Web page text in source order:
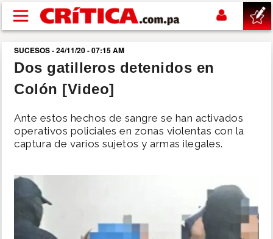
Pasar al contenido principal
buscar
SUCESOS
NACIONAL
DEPORTES
SUCESOS - 24/11/20 - 07:15 AM
Dos gatilleros detenidos en
Colón [Video]
Ante estos hechos de sangre se han activados
operativos policiales en zonas violentas con la
captura de varios sujetos y armas ilegales.